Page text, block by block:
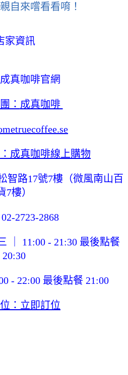
自來嚐看看唷！
家資訊
成真咖啡官網
： 成真咖啡
成真咖啡線上購物
智路17號7樓（微風南山百
7樓）
2723-2868
｜ 11:00 - 21:30 最後點餐
20:30
- 22:00 最後點餐 21:00
：立即訂位